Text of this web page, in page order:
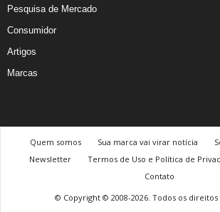
Pesquisa de Mercado
Consumidor
Artigos
Marcas
Quem somos Sua marca vai virar notícia
Newsletter
Termos de Uso e Política de
Contato
© Copyright © 2008-2026. Todos os direitos